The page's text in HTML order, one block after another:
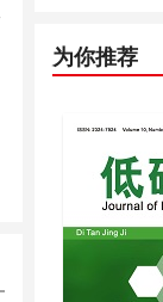
为你推荐